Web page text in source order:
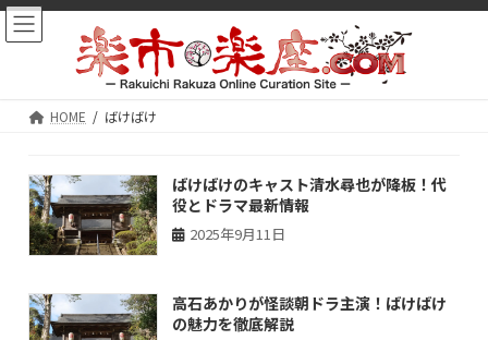
コ
ン
ナ
ビ
HOME ばけばけ
ばけばけのキャスト清水尋也が降板！代
役とドラマ最新情報
2025年9月11日
高石あかりが怪談朝ドラ主演！ばけばけ
の魅力を徹底解説